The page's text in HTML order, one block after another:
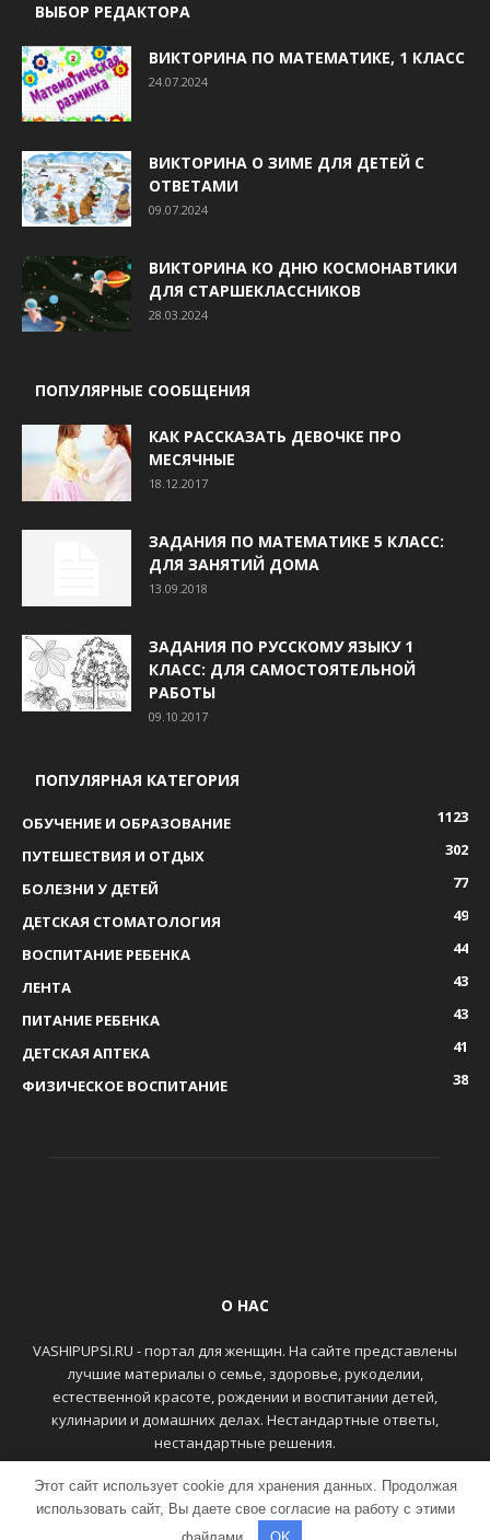
ВЫБОР РЕДАКТОРА
ВИКТОРИНА ПО МАТЕМАТИКЕ, 1 КЛАСС
24.07.2024
ВИКТОРИНА О ЗИМЕ ДЛЯ ДЕТЕЙ С
ОТВЕТАМИ
09.07.2024
ВИКТОРИНА КО ДНЮ КОСМОНАВТИКИ
ДЛЯ СТАРШЕКЛАССНИКОВ
28.03.2024
ПОПУЛЯРНЫЕ СООБЩЕНИЯ
КАК РАССКАЗАТЬ ДЕВОЧКЕ ПРО
МЕСЯЧНЫЕ
18.12.2017
ЗАДАНИЯ ПО МАТЕМАТИКЕ 5 КЛАСС:
ДЛЯ ЗАНЯТИЙ ДОМА
13.09.2018
ЗАДАНИЯ ПО РУССКОМУ ЯЗЫКУ 1
КЛАСС: ДЛЯ САМОСТОЯТЕЛЬНОЙ
РАБОТЫ
09.10.2017
ПОПУЛЯРНАЯ КАТЕГОРИЯ
ОБУЧЕНИЕ И ОБРАЗОВАНИЕ
1123
ПУТЕШЕСТВИЯ И ОТДЫХ
302
БОЛЕЗНИ У ДЕТЕЙ
77
ДЕТСКАЯ СТОМАТОЛОГИЯ
49
ВОСПИТАНИЕ РЕБЕНКА
44
ЛЕНТА
43
ПИТАНИЕ РЕБЕНКА
43
ДЕТСКАЯ АПТЕКА
41
ФИЗИЧЕСКОЕ ВОСПИТАНИЕ
38
О НАС
VASHIPUPSI.RU - портал для женщин. На сайте представлены
лучшие материалы о семье, здоровье, рукоделии,
естественной красоте, рождении и воспитании детей,
кулинарии и домашних делах. Нестандартные ответы,
нестандартные решения.
ГЛАВНАЯ КОНТАКТЫ
Этот сайт использует cookie для хранения данных. Продолжая
использовать сайт, Вы даете свое согласие на работу с этими